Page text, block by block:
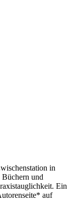
in
und
Ein
auf